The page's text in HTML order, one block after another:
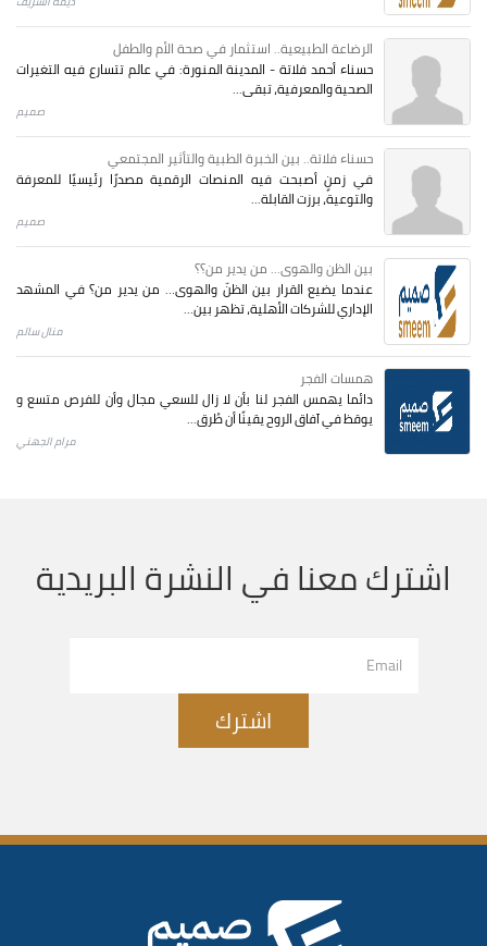
الرضاعة الطبيعية.. استثمار في صحة الأم والطفل
حسناء أحمد فلاتة - المدينة المنورة: في عالم تتسارع فيه التغيرات
الصحية والمعرفية، تبقى...
صميم
حسناء فلاتة.. بين الخبرة الطبية والتأثير المجتمعي
في زمنٍ أصبحت فيه المنصات الرقمية مصدرًا رئيسيًا للمعرفة
والتوعية، برزت القابلة...
صميم
بين الظن والهوى... من يدير من؟؟
عندما يضيع القرار بين الظنّ والهوى… من يدير من؟ في المشهد
الإداري للشركات الأهلية، تظهر بين...
منال سالم
همسات الفجر
دائما يهمس الفجر لنا بأن لا زال للسعي مجال وأن للفرص متسع و
يوقظ في آفاق الروح يقينًا أن طُرق...
مرام الجهني
اشترك معنا في النشرة البريدية
اشترك